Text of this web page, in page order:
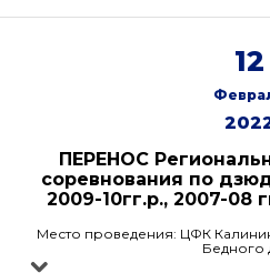
12
ПЕРЕНОС
соревнования по
2009-10гг.р., 2007-08
Место проведения: ЦФК
Бедного